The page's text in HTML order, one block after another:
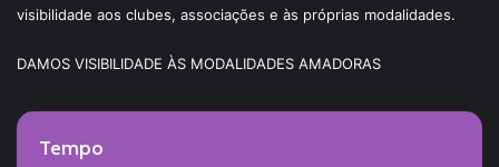
visibilidade aos clubes, associações e às próprias modalidades.
DAMOS VISIBILIDADE ÀS MODALIDADES AMADORAS
Tempo